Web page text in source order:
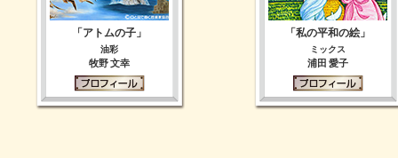
「アトムの子」
油彩
牧野 文幸
「私の平和の絵」
ミックス
浦田 愛子